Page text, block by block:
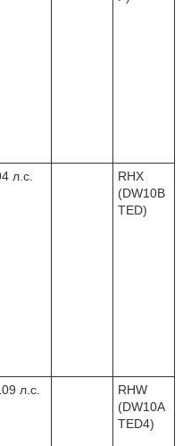
л.с.
RHX
(DW10B
TED)
л.с.
RHW
(DW10A
TED4)